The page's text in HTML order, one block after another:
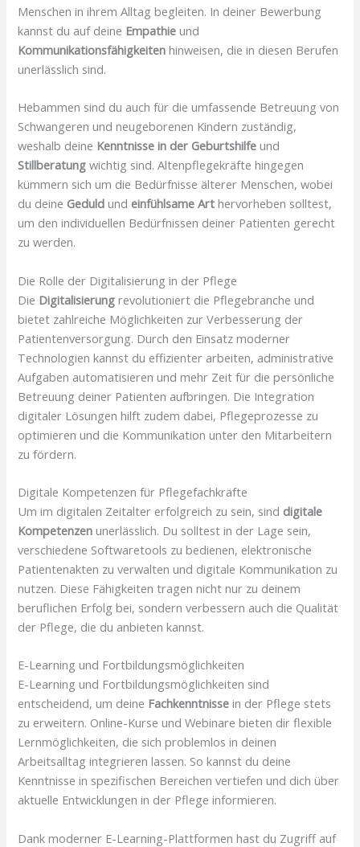
Menschen in ihrem Alltag begleiten. In deiner Bewerbung
kannst du auf deine Empathie und
Kommunikationsfähigkeiten hinweisen, die in diesen Berufen
unerlässlich sind.
Hebammen sind du auch für die umfassende Betreuung von
Schwangeren und neugeborenen Kindern zuständig,
weshalb deine Kenntnisse in der Geburtshilfe und
Stillberatung wichtig sind. Altenpflegekräfte hingegen
kümmern sich um die Bedürfnisse älterer Menschen, wobei
du deine Geduld und einfühlsame Art hervorheben solltest,
um den individuellen Bedürfnissen deiner Patienten gerecht
zu werden.
Die Rolle der Digitalisierung in der Pflege
Die Digitalisierung revolutioniert die Pflegebranche und
bietet zahlreiche Möglichkeiten zur Verbesserung der
Patientenversorgung. Durch den Einsatz moderner
Technologien kannst du effizienter arbeiten, administrative
Aufgaben automatisieren und mehr Zeit für die persönliche
Betreuung deiner Patienten aufbringen. Die Integration
digitaler Lösungen hilft zudem dabei, Pflegeprozesse zu
optimieren und die Kommunikation unter den Mitarbeitern
zu fördern.
Digitale Kompetenzen für Pflegefachkräfte
Um im digitalen Zeitalter erfolgreich zu sein, sind digitale
Kompetenzen unerlässlich. Du solltest in der Lage sein,
verschiedene Softwaretools zu bedienen, elektronische
Patientenakten zu verwalten und digitale Kommunikation zu
nutzen. Diese Fähigkeiten tragen nicht nur zu deinem
beruflichen Erfolg bei, sondern verbessern auch die Qualität
der Pflege, die du anbieten kannst.
E-Learning und Fortbildungsmöglichkeiten
E-Learning und Fortbildungsmöglichkeiten sind
entscheidend, um deine Fachkenntnisse in der Pflege stets
zu erweitern. Online-Kurse und Webinare bieten dir flexible
Lernmöglichkeiten, die sich problemlos in deinen
Arbeitsalltag integrieren lassen. So kannst du deine
Kenntnisse in spezifischen Bereichen vertiefen und dich über
aktuelle Entwicklungen in der Pflege informieren.
Dank moderner E-Learning-Plattformen hast du Zugriff auf